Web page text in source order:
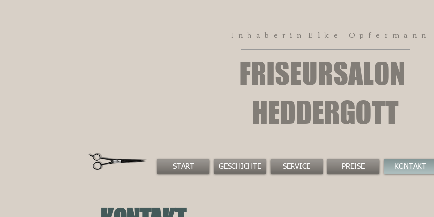
Inhaberin Elke Opfermann
FRISEURSALON
HEDDERGOTT
START GESCHICHTE SERVICE PREISE KONTAKT